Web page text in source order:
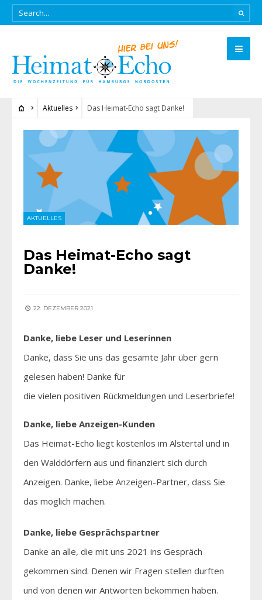
Aktuelles Das Heimat-Echo sagt Danke!
AKTUELLES
Das Heimat-Echo sagt
Danke!
22. DEZEMBER 2021
Danke, liebe Leser und Leserinnen
Danke, dass Sie uns das gesamte Jahr über gern
gelesen haben! Danke für
die vielen positiven Rückmeldungen und Leserbriefe!
Danke, liebe Anzeigen-Kunden
Das Heimat-Echo liegt kostenlos im Alstertal und in
den Walddörfern aus und finanziert sich durch
Anzeigen. Danke, liebe Anzeigen-Partner, dass Sie
das möglich machen.
Danke, liebe Gesprächspartner
Danke an alle, die mit uns 2021 ins Gespräch
gekommen sind. Denen wir Fragen stellen durften
und von denen wir Antworten bekommen haben.